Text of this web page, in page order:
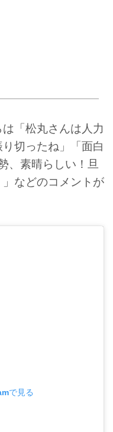
「松丸さんは人力
切ったね」「面白
、素晴らしい！旦
などのコメントが
で見る